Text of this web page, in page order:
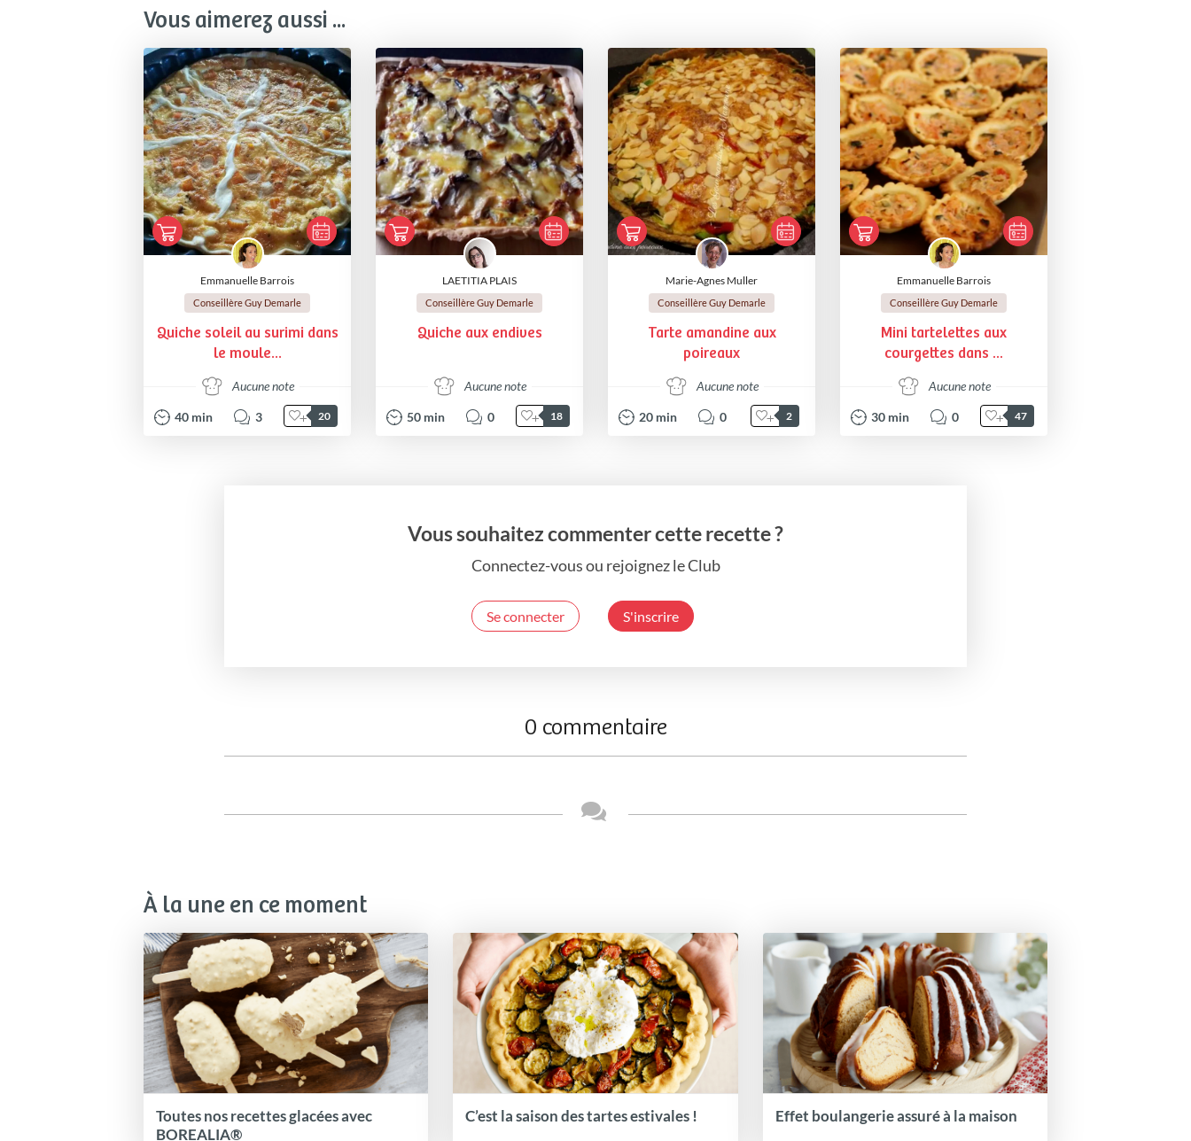
Vous aimerez aussi ...
Emmanuelle Barrois
Conseillère Guy Demarle
Quiche soleil au surimi dans
le moule...
Aucune note
40 min 3 20
LAETITIA PLAIS
Conseillère Guy Demarle
Quiche aux endives
Aucune note
50 min 0 18
Marie-Agnes Muller
Conseillère Guy Demarle
Tarte amandine aux
poireaux
Aucune note
20 min 0 2
Emmanuelle Barrois
Conseillère Guy Demarle
Mini tartelettes aux
courgettes dans ...
Aucune note
30 min 0 47
Vous souhaitez commenter cette recette ?
Connectez-vous ou rejoignez le Club
Se connecter S'inscrire
0 commentaire
À la une en ce moment
Toutes nos recettes glacées avec
BOREALIA®
C’est la saison des tartes estivales ! Effet boulangerie assuré à la maison